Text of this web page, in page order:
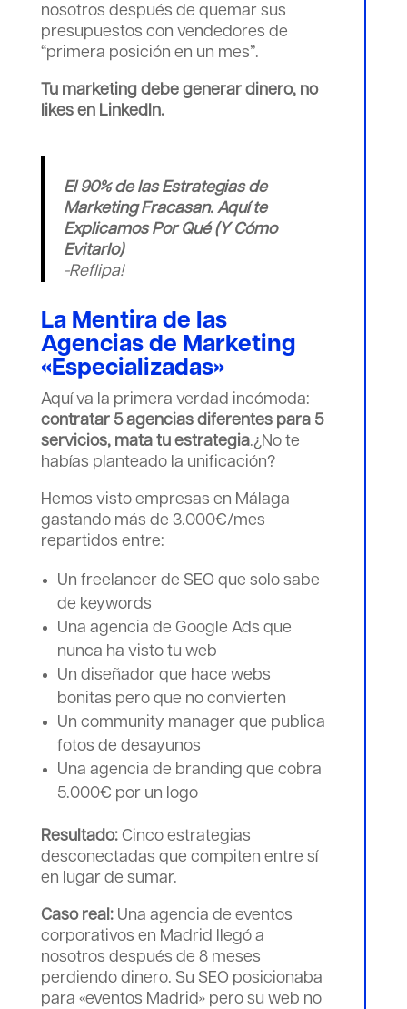
nosotros después de quemar sus
presupuestos con vendedores de
“primera posición en un mes”.
Tu marketing debe generar dinero, no
likes en LinkedIn.
El 90% de las Estrategias de
Marketing Fracasan. Aquí te
Explicamos Por Qué (Y Cómo
Evitarlo)
-Reflipa!
La Mentira de las
Agencias de Marketing
«Especializadas»
Aquí va la primera verdad incómoda:
contratar 5 agencias diferentes para 5
servicios, mata tu estrategia.¿No te
habías planteado la unificación?
Hemos visto empresas en Málaga
gastando más de 3.000€/mes
repartidos entre:
Un freelancer de SEO que solo sabe
de keywords
Una agencia de Google Ads que
nunca ha visto tu web
Un diseñador que hace webs
bonitas pero que no convierten
Un community manager que publica
fotos de desayunos
Una agencia de branding que cobra
5.000€ por un logo
Resultado:Cinco estrategias
desconectadas que compiten entre sí
en lugar de sumar.
Caso real:Una agencia de eventos
corporativos en Madrid llegó a
nosotros después de 8 meses
perdiendo dinero. Su SEO posicionaba
para «eventos Madrid» pero su web no